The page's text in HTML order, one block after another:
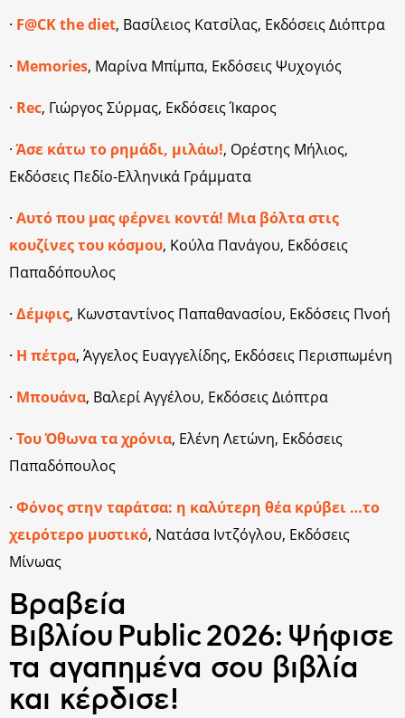
· F@CK the diet, Βασίλειος Κατσίλας, Εκδόσεις Διόπτρα
· Memories, Μαρίνα Μπίμπα, Εκδόσεις Ψυχογιός
· Rec, Γιώργος Σύρμας, Εκδόσεις Ίκαρος
·Άσε κάτω το ρημάδι, μιλάω!, Ορέστης Μήλιος,
Εκδόσεις Πεδίο-Ελληνικά Γράμματα
· Αυτό που μας φέρνει κοντά! Μια βόλτα στις
κουζίνες του κόσμου, Κούλα Πανάγου, Εκδόσεις
Παπαδόπουλος
· Δέμφις, Κωνσταντίνος Παπαθανασίου, Εκδόσεις Πνοή
· Η πέτρα, Άγγελος Ευαγγελίδης, Εκδόσεις Περισπωμένη
· Μπουάνα, Βαλερί Αγγέλου, Εκδόσεις Διόπτρα
· Του Όθωνα τα χρόνια, Ελένη Λετώνη, Εκδόσεις
Παπαδόπουλος
· Φόνος στην ταράτσα: η καλύτερη θέα κρύβει …το
χειρότερο μυστικό, Νατάσα Ιντζόγλου, Εκδόσεις
Μίνωας
Βραβεία
Βιβλίου Public 2026: Ψήφισε
τα αγαπημένα σου βιβλία
και κέρδισε!